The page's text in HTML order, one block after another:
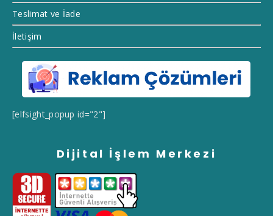
Teslimat ve İade
İletişim
[elfsight_popup id="2"]
Dijital İşlem Merkezi